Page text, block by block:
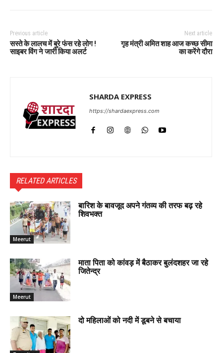
Previous article
सस्ते के लालच में बुरे फंस रहे लोग !
साइबर विंग ने जारी किया अलर्ट
Next article
गृह मंत्री अमित शाह आज कच्छ सीमा
का करेंगे दौरा
SHARDA EXPRESS
https://shardaexpress.com
RELATED ARTICLES
Meerut
बारिश के बावजूद अपने गंतव्य की तरफ बढ़ रहे
शिवभक्त
Meerut
माता पिता को कांवड़ में बैठाकर बुलंदशहर जा रहे
जितेन्द्र
दो महिलाओं को नदी में डूबने से बचाया